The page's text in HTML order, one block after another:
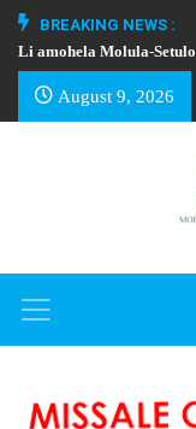
BREAKING NEWS :
Li amohela Molula-Setulo
August 9, 2026